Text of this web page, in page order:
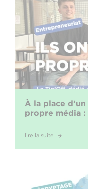
À la place
propre média :
lire la suite